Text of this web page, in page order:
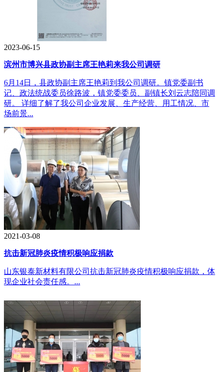
2023-06-15
滨州市博兴县政协副主席王艳莉来我公司调研
6月14日，县政协副主席王艳莉到我公司调研。镇党委副书
记、政法统战委员徐路波，镇党委委员、副镇长刘云志陪同调
研。 详细了解了我公司企业发展、生产经营、用工情况、市
场前景...
2021-03-08
抗击新冠肺炎疫情积极响应捐款
山东银泰新材料有限公司抗击新冠肺炎疫情积极响应捐款，体
现企业社会责任感。...